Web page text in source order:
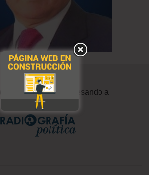
tu representante ingresando a